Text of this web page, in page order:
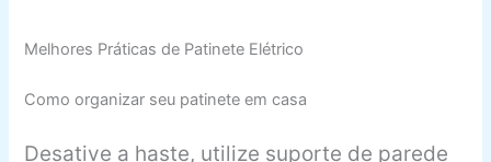
Melhores Práticas de Patinete Elétrico
Como organizar seu patinete em casa
Desative a haste, utilize suporte de parede